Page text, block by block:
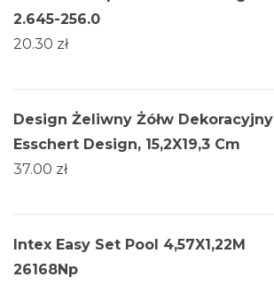
2.645-256.0
20.30 zł
Design Żeliwny Żółw Dekoracyjny
Esschert Design, 15,2X19,3 Cm
37.00 zł
Intex Easy Set Pool 4,57X1,22M
26168Np